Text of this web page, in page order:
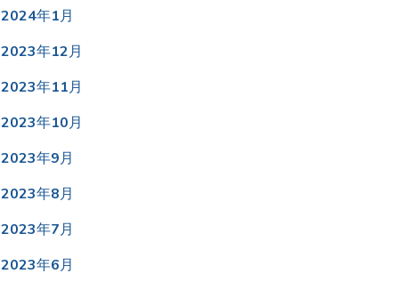
2024年1月
2023年12月
2023年11月
2023年10月
2023年9月
2023年8月
2023年7月
2023年6月